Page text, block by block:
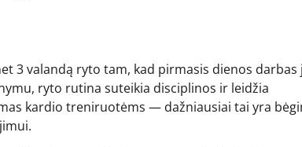
3 valandą ryto tam, kad pirmasis dienos darbas
ryto rutina suteikia disciplinos ir leidžia
kardio treniruotėms — dažniausiai tai yra